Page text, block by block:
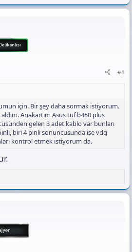
#8
için. Bir şey daha sormak istiyorum.
Anakartım Asus tuf b450 plus
gelen 3 adet kablo var bunları
biri 4 pinli sonuncusunda ise vdg
kontrol etmek istiyorum da.